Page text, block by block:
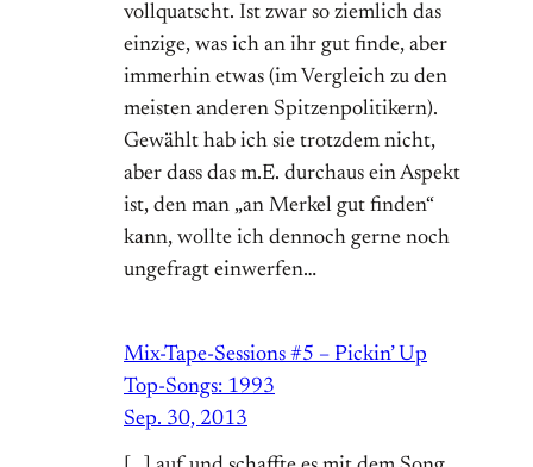
vollquatscht. Ist zwar so ziemlich das
einzige, was ich an ihr gut finde, aber
immerhin etwas (im Vergleich zu den
meisten anderen Spitzenpolitikern).
Gewählt hab ich sie trotzdem nicht,
aber dass das m.E. durchaus ein Aspekt
ist, den man „an Merkel gut finden“
kann, wollte ich dennoch gerne noch
ungefragt einwerfen…
Mix-Tape-Sessions #5 – Pickin’ Up
Top-Songs: 1993
Sep. 30, 2013